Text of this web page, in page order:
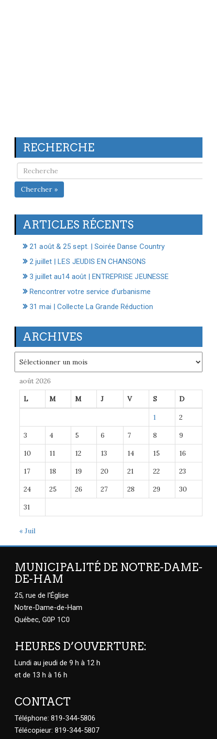
RECHERCHE
Chercher »
ARTICLES RÉCENTS
21 août & 25 sept. | Soirée Danse Country
2 juillet | LES JEUDIS EN CHANSONS
3 juillet au14 août | ENTREPRISE JEUNESSE
Rencontrer votre service d’urbanisme
31 mai | Collecte La Grande Réduction
ARCHIVES
août 2026
L M M J V S D
1 2
3 4 5 6 7 8 9
10 11 12 13 14 15 16
17 18 19 20 21 22 23
24 25 26 27 28 29 30
31
« Juil
MUNICIPALITÉ DE NOTRE-DAME-
DE-HAM
25, rue de l'Église
Notre-Dame-de-Ham
Québec, G0P 1C0
HEURES D’OUVERTURE:
Lundi au jeudi de 9 h à 12 h
et de 13 h à 16 h
CONTACT
Téléphone: 819-344-5806
Télécopieur: 819-344-5807